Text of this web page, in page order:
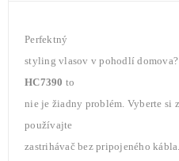
Perfektný
styling vlasov v pohodlí
HC7390 to
nie je žiadny problém. Vyberte si
používajte
zastrihávač bez pripojeného